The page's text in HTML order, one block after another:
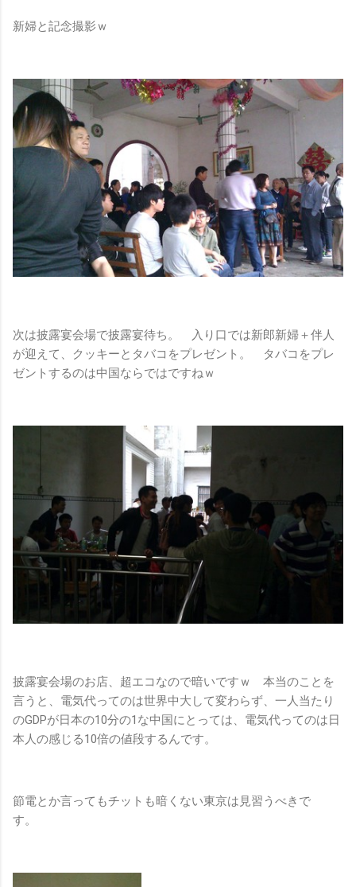
新婦と記念撮影ｗ
次は披露宴会場で披露宴待ち。 入り口では新郎新婦＋伴人
が迎えて、クッキーとタバコをプレゼント。 タバコをプレ
ゼントするのは中国ならではですねｗ
披露宴会場のお店、超エコなので暗いですｗ 本当のことを
言うと、電気代ってのは世界中大して変わらず、一人当たり
のGDPが日本の10分の1な中国にとっては、電気代ってのは日
本人の感じる10倍の値段するんです。
節電とか言ってもチットも暗くない東京は見習うべきで
す。